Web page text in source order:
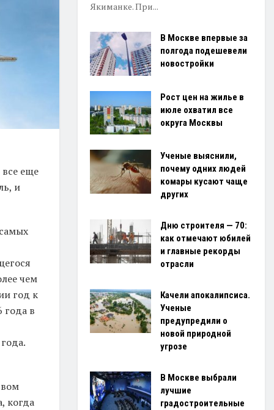
еще
и
чем
год к
года в
когда
Якиманке. При...
В Москве впервые за
полгода подешевели
новостройки
Рост цен на жилье в
июле охватил все
округа Москвы
Ученые выяснили,
почему одних людей
комары кусают чаще
других
Дню строителя — 70:
как отмечают юбилей
и главные рекорды
отрасли
Качели апокалипсиса.
Ученые
предупредили о
новой природной
угрозе
В Москве выбрали
лучшие
градостроительные